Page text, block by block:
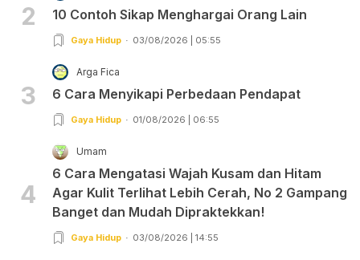
2 10 Contoh Sikap Menghargai Orang Lain
Gaya Hidup 03/08/2026 | 05:55
3
Arga Fica
6 Cara Menyikapi Perbedaan Pendapat
Gaya Hidup 01/08/2026 | 06:55
4
Umam
6 Cara Mengatasi Wajah Kusam dan Hitam
Agar Kulit Terlihat Lebih Cerah, No 2 Gampang
Banget dan Mudah Dipraktekkan!
Gaya Hidup 03/08/2026 | 14:55